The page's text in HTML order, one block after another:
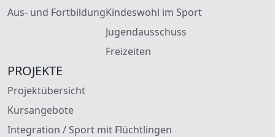
Aus- und FortbildungKindeswohl im Sport
Jugendausschuss
Freizeiten
PROJEKTE
Projektübersicht
Kursangebote
Integration / Sport mit Flüchtlingen